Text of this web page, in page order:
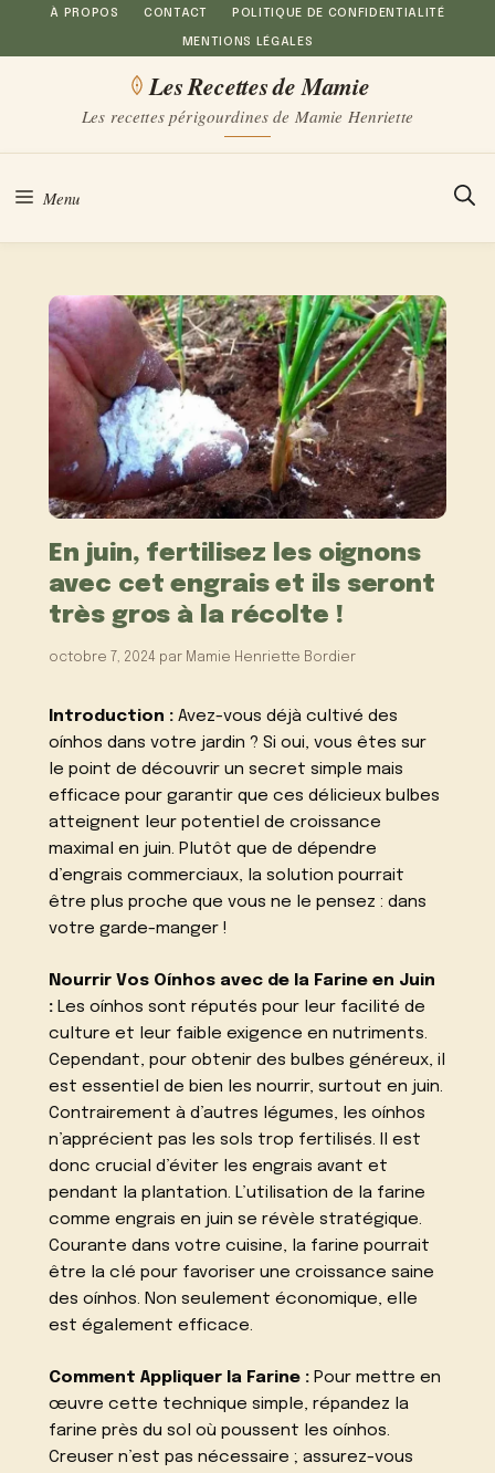
Aller
au
À PROPOS CONTACT POLITIQUE DE CONFIDENTIALITÉ
MENTIONS LÉGALES
Les Recettes de Mamie
Les recettes périgourdines de Mamie Henriette
Menu
En juin, fertilisez les oignons
avec cet engrais et ils seront
très gros à la récolte !
octobre 7, 2024 par Mamie Henriette Bordier
Introduction : Avez-vous déjà cultivé des
oínhos dans votre jardin ? Si oui, vous êtes sur
le point de découvrir un secret simple mais
efficace pour garantir que ces délicieux bulbes
atteignent leur potentiel de croissance
maximal en juin. Plutôt que de dépendre
d’engrais commerciaux, la solution pourrait
être plus proche que vous ne le pensez : dans
votre garde-manger !
Nourrir Vos Oínhos avec de la Farine en Juin
: Les oínhos sont réputés pour leur facilité de
culture et leur faible exigence en nutriments.
Cependant, pour obtenir des bulbes généreux, il
est essentiel de bien les nourrir, surtout en juin.
Contrairement à d’autres légumes, les oínhos
n’apprécient pas les sols trop fertilisés. Il est
donc crucial d’éviter les engrais avant et
pendant la plantation. L’utilisation de la farine
comme engrais en juin se révèle stratégique.
Courante dans votre cuisine, la farine pourrait
être la clé pour favoriser une croissance saine
des oínhos. Non seulement économique, elle
est également efficace.
Comment Appliquer la Farine : Pour mettre en
œuvre cette technique simple, répandez la
farine près du sol où poussent les oínhos.
Creuser n’est pas nécessaire ; assurez-vous